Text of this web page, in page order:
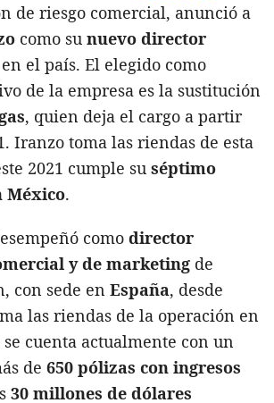
de riesgo comercial, anunció a
como su nuevo director
en el país. El elegido como
de la empresa es la sustitución
, quien deja el cargo a partir
Iranzo toma las riendas de esta
2021 cumple su séptimo
México.
como director
y de marketing de
con sede en España, desde
las riendas de la operación en
se cuenta actualmente con un
de 650 pólizas con ingresos
30 millones de dólares